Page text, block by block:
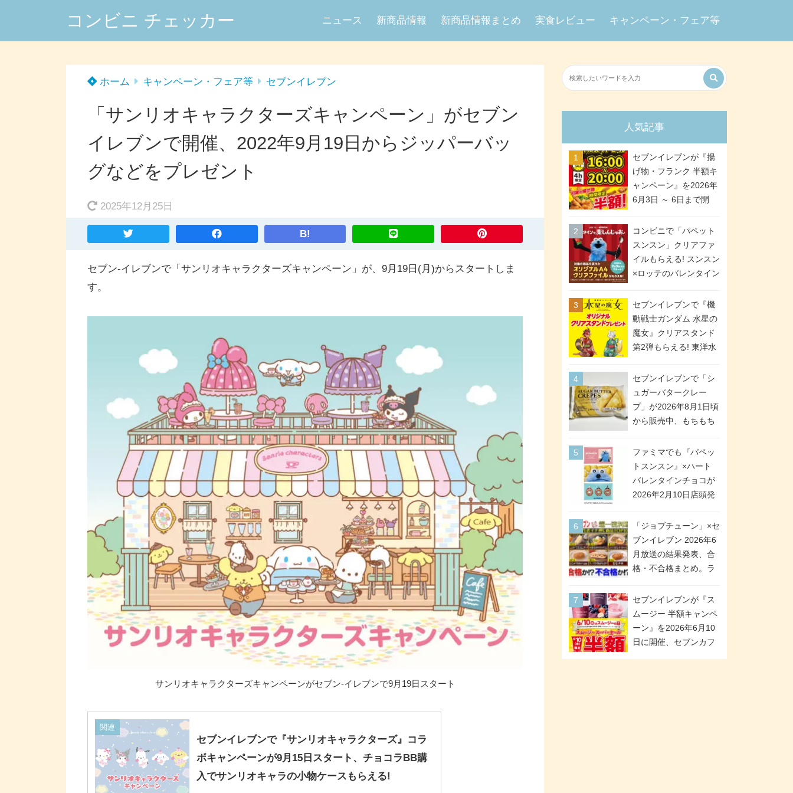
コンビニ チェッカー ニュース 新商品情報 新商品情報まとめ 実食レビュー キャンペーン・フェア等
ホーム キャンペーン・フェア等 セブンイレブン
「サンリオキャラクターズキャンペーン」がセブン
イレブンで開催、2022年9月19日からジッパーバッ
グなどをプレゼント
2025年12月25日
B!
セブン-イレブンで「サンリオキャラクターズキャンペーン」が、9月19日(月)からスタートしま
す。
サンリオキャラクターズキャンペーンがセブン-イレブンで9月19日スタート
関連
セブンイレブンで『サンリオキャラクターズ』コラ
ボキャンペーンが9月15日スタート、チョコラBB購
入でサンリオキャラの小物ケースもらえる!
人気記事
セブンイレブンが『揚
げ物・フランク 半額キ
ャンペーン』を2026年
6月3日 ～ 6日まで開
などが「揚げ物スーパ
ーセール」でお得に! 各
日16:00 ～ 20:00の4時
間限定で実施。ななチ
メリカンドッグが税抜
き69円!
コンビニで「パペット
スンスン」クリアファ
イルもらえる! スンスン
×ロッテのバレンタイン
スタート。セブン、フ
ァミマ、ローソンの3社
で異なるデザイン＆対
象商品
セブンイレブンで『機
動戦士ガンダム 水星の
魔女』クリアスタンド
第2弾もらえる! 東洋水
ペーンが2026年5月26
日スタート。浴衣＆た
ぬき・キツネ姿のスレ
ッタ / ミオリネ / グエ
号・5号) / シャディク
ドになって登場!
セブンイレブンで「シ
ュガーバタークレー
プ」が2026年8月1日頃
から販売中、もちもち
シュガー＆バターをレ
ンジアップで手軽に楽
しめる冷凍食品。2個入
り
ファミマでも『パペッ
トスンスン』×ハート
バレンタインチョコが
2026年2月10日店頭発
チョコ」「チョコ缶」
「ツインギフト」が登
場
「ジョブチューン」×セ
ブンイレブン 2026年6
月放送の結果発表、合
格・不合格まとめ。ラ
合格「金のハンバー
グ」。満場一致合格数
は6商品、合格数は2商
品。TVerでの見逃し配
セブンイレブンが『ス
ムージー 半額キャンペ
ーン』を2026年6月10
日に開催、セブンカフ